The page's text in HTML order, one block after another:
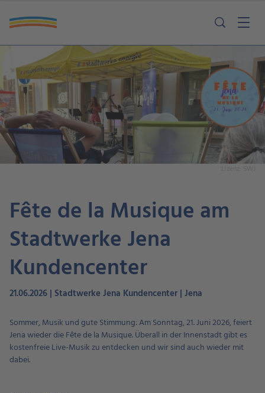
Fête de la Musique am
Stadtwerke Jena
Kundencenter
21.06.2026 | Stadtwerke Jena Kundencenter | Jena
Sommer, Musik und gute Stimmung: Am Sonntag, 21. Juni 2026, feiert
Jena wieder die Fête de la Musique. Überall in der Innenstadt gibt es
kostenfreie Live-Musik zu entdecken und wir sind auch wieder mit
dabei.